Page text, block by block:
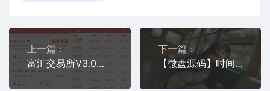
上一篇：
富汇交易所V3.0源码下载 | 区块链证券股票期货交易平台源码 | 支持虚拟交易与代理系统
下一篇：
【微盘源码】时间盘系统开发源码 - 基于汇汇通最新二开版本 + 支持代理功能 + 多种产品支持